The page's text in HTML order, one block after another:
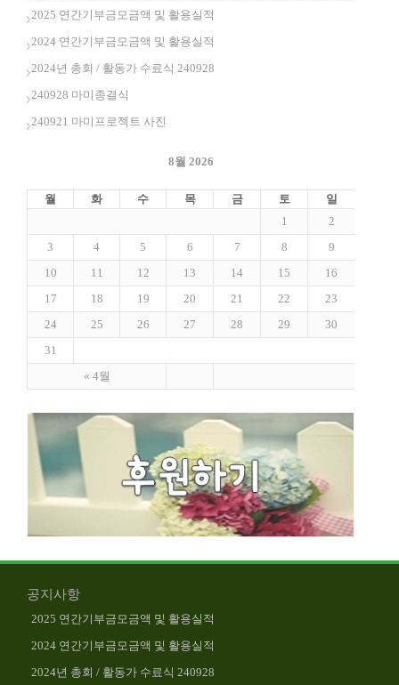
2025 연간기부금모금액 및 활용실적
2024 연간기부금모금액 및 활용실적
2024년 총회 / 활동가 수료식 240928
240928 마미종결식
240921 마미프로젝트 사진
8월 2026
월 화 수 목 금 토 일
« 4월
1
2
3
4 5 6 7 8
9
10
11 12 13 14 15
16
17
18 19 20 21 22
23
24
25 26 27 28 29
30
31
공지사항
2025 연간기부금모금액 및 활용실적
2024 연간기부금모금액 및 활용실적
2024년 총회 / 활동가 수료식 240928